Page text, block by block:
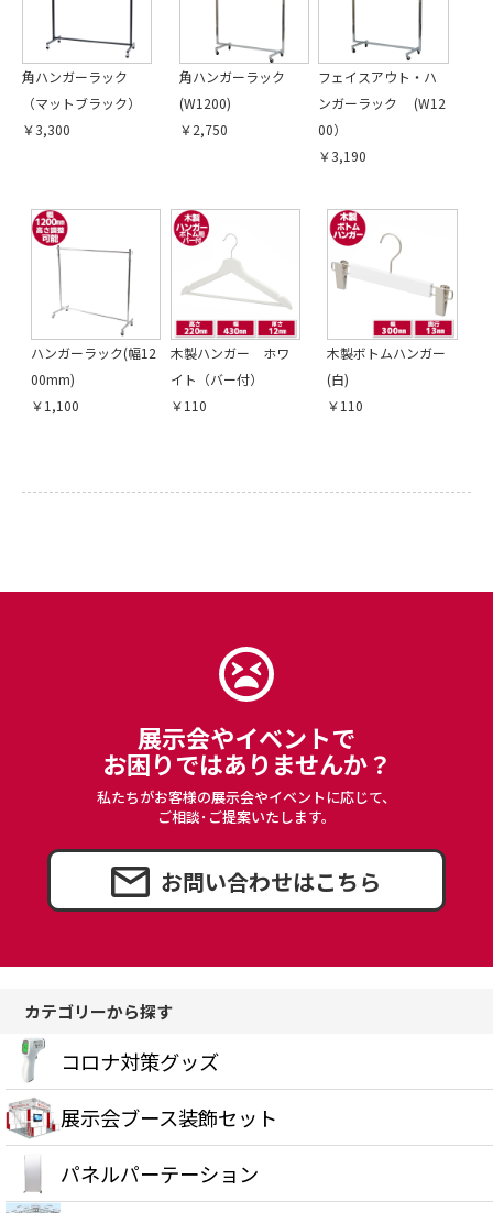
角ハンガーラック
（マットブラック）
￥3,300
角ハンガーラック
(W1200)
￥2,750
フェイスアウト・ハ
ンガーラック (W12
00）
￥3,190
ハンガーラック(幅12
00mm)
￥1,100
木製ハンガー ホワ
イト（バー付）
￥110
木製ボトムハンガー
(白)
￥110
展示会やイベントで
お困りではありませんか？
私たちがお客様の展示会やイベントに応じて、
ご相談･ご提案いたします。
お問い合わせはこちら
カテゴリーから探す
コロナ対策グッズ
展示会ブース装飾セット
パネルパーテーション